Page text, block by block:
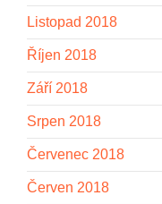
Listopad 2018
Říjen 2018
Září 2018
Srpen 2018
Červenec 2018
Červen 2018